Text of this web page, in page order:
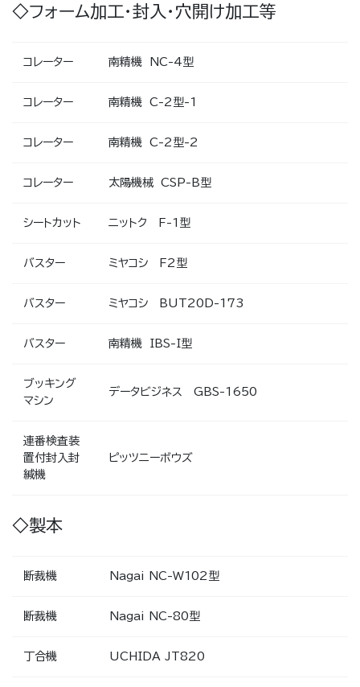
◇フォーム加工・封入・穴開け加工等
コレーター 南精機 NC-4型
コレーター 南精機 C-2型-1
コレーター 南精機 C-2型-2
コレーター 太陽機械 CSP-B型
シートカット ニットク F-1型
バスター ミヤコシ F2型
バスター ミヤコシ BUT20D-173
バスター 南精機 IBS-I型
ブッキング
マシン
データビジネス GBS-1650
連番検査装
置付封入封
緘機
ピッツニーボウズ
◇製本
断裁機 Nagai NC-W102型
断裁機 Nagai NC-80型
丁合機 UCHIDA JT820